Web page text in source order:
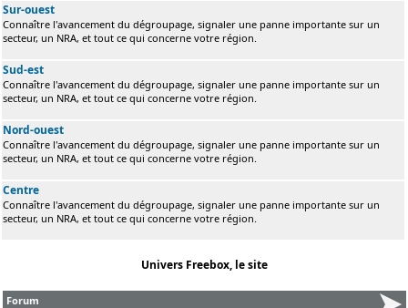
Sur-ouest
Connaître l'avancement du dégroupage, signaler une panne importante sur un
secteur, un NRA, et tout ce qui concerne votre région.
Sud-est
Connaître l'avancement du dégroupage, signaler une panne importante sur un
secteur, un NRA, et tout ce qui concerne votre région.
Nord-ouest
Connaître l'avancement du dégroupage, signaler une panne importante sur un
secteur, un NRA, et tout ce qui concerne votre région.
Centre
Connaître l'avancement du dégroupage, signaler une panne importante sur un
secteur, un NRA, et tout ce qui concerne votre région.
Univers Freebox, le site
Forum